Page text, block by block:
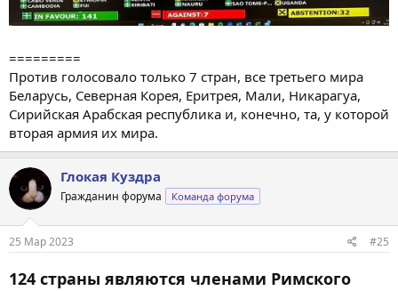
=========
Против голосовало только 7 стран, все третьего мира
Беларусь, Северная Корея, Еритрея, Мали, Никарагуа,
Сирийская Арабская республика и, конечно, та, у которой
вторая армия их мира.
Глокая Куздра
Гражданин форума Команда форума
25 Мар 2023 #25
124 страны являются членами Римского